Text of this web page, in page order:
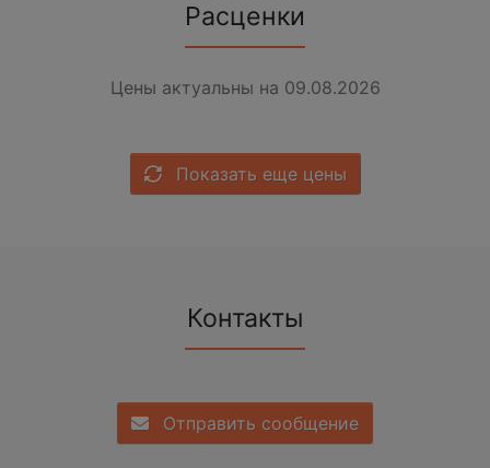
Расценки
Цены актуальны на 09.08.2026
Показать еще цены
Контакты
Отправить сообщение